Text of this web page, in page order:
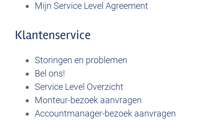
Mijn Service Level Agreement
Klantenservice
Storingen en problemen
Bel ons!
Service Level Overzicht
Monteur-bezoek aanvragen
Accountmanager-bezoek aanvragen